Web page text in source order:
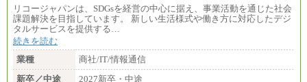
リコージャパンは、SDGsを経営の中心に据え、事業活動を通じた社会
課題解決を目指しています。 新しい生活様式や働き方に対応したデジ
タルサービスを提供する…
続きを読む
業種
商社/IT/情報通信
新卒／中途
2027新卒・中途